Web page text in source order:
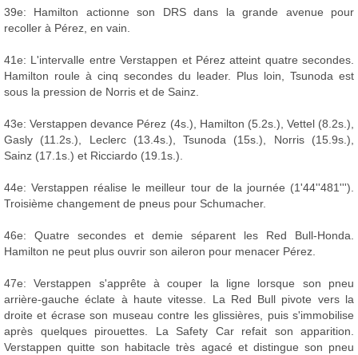
39e: Hamilton actionne son DRS dans la grande avenue pour
recoller à Pérez, en vain.
41e: L'intervalle entre Verstappen et Pérez atteint quatre secondes.
Hamilton roule à cinq secondes du leader. Plus loin, Tsunoda est
sous la pression de Norris et de Sainz.
43e: Verstappen devance Pérez (4s.), Hamilton (5.2s.), Vettel (8.2s.),
Gasly (11.2s.), Leclerc (13.4s.), Tsunoda (15s.), Norris (15.9s.),
Sainz (17.1s.) et Ricciardo (19.1s.).
44e: Verstappen réalise le meilleur tour de la journée (1'44''481''').
Troisième changement de pneus pour Schumacher.
46e: Quatre secondes et demie séparent les Red Bull-Honda.
Hamilton ne peut plus ouvrir son aileron pour menacer Pérez.
47e: Verstappen s'apprête à couper la ligne lorsque son pneu
arrière-gauche éclate à haute vitesse. La Red Bull pivote vers la
droite et écrase son museau contre les glissières, puis s'immobilise
après quelques pirouettes. La Safety Car refait son apparition.
Verstappen quitte son habitacle très agacé et distingue son pneu